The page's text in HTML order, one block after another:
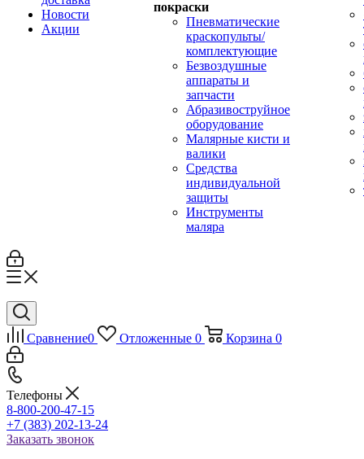
Новости
Акции
покраски
Пневматические
краскопульты/
комплектующие
Безвоздушные
аппараты и
запчасти
Абразивоструйное
оборудование
Малярные кисти и
валики
Средства
индивидуальной
защиты
Инструменты
маляра
Сравнение0 Отложенные 0 Корзина 0
Телефоны
8-800-200-47-15
+7 (383) 202-13-24
Заказать звонок